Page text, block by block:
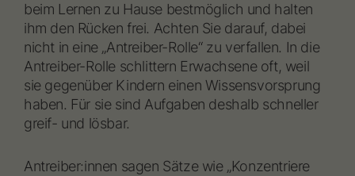
beim Lernen zu Hause bestmöglich und halten
ihm den Rücken frei. Achten Sie darauf, dabei
nicht in eine „Antreiber-Rolle“ zu verfallen. In die
Antreiber-Rolle schlittern Erwachsene oft, weil
sie gegenüber Kindern einen Wissensvorsprung
haben. Für sie sind Aufgaben deshalb schneller
greif- und lösbar.
Antreiber:innen sagen Sätze wie „Konzentriere